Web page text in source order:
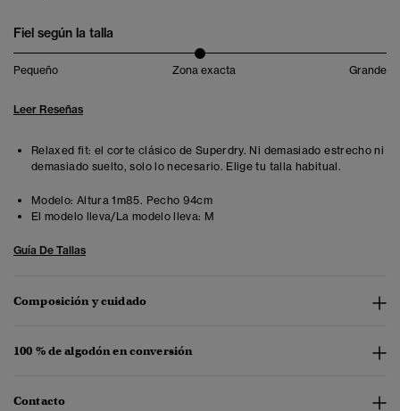
Fiel según la talla
Pequeño Zona exacta Grande
Leer Reseñas
Relaxed fit: el corte clásico de Superdry. Ni demasiado estrecho ni
demasiado suelto, solo lo necesario. Elige tu talla habitual.
Modelo: Altura 1m85. Pecho 94cm
El modelo lleva/La modelo lleva: M
Guía De Tallas
Composición y cuidado
100 % de algodón en conversión
Contacto